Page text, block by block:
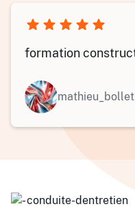
formation
mathieu_bollet